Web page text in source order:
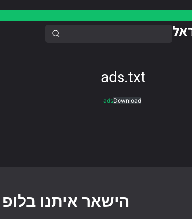
ads.txt
adsDownload
הישאר איתנו בלופ